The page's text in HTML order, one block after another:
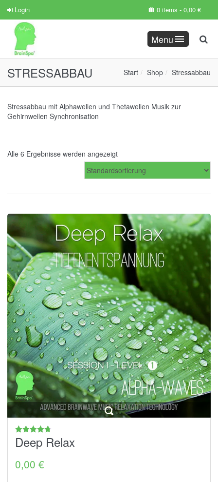
Login 0 items - 0,00 €
Menu
Start Shop Stressabbau
STRESSABBAU
Stressabbau mit Alphawellen und Thetawellen Musik zur
Gehirnwellen Synchronisation
Alle 6 Ergebnisse werden angezeigt
Bewertet
mit4.68
Deep Relax
0,00 €